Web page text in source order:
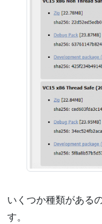
いくつか種類がある
す。